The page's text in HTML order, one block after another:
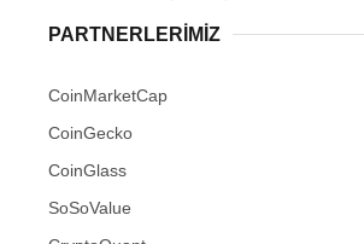
PARTNERLERIMIZ
CoinMarketCap
CoinGecko
CoinGlass
SoSoValue